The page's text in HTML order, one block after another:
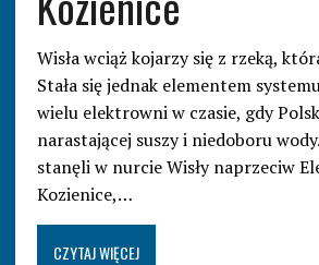
Wisła wciąż kojarzy się z rzeką,
Stała się jednak elementem
wielu elektrowni w czasie, gdy
narastającej suszy i niedoboru
stanęli w nurcie Wisły naprzeciw
Kozienice,…
CZYTAJ WIĘCEJ